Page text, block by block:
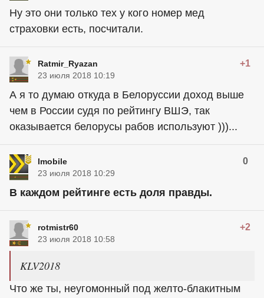
Ну это они только тех у кого номер мед
страховки есть, посчитали.
Ratmir_Ryazan +1
23 июля 2018 10:19
А я то думаю откуда в Белоруссии доход выше
чем в России судя по рейтингу ВШЭ, так
оказывается белорусы рабов используют )))...
Imobile 0
23 июля 2018 10:29
В каждом рейтинге есть доля правды.
rotmistr60 +2
23 июля 2018 10:58
KLV2018
Что же ты, неугомонный под желто-блакитным